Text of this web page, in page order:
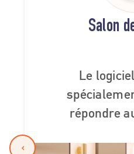
Salon
Le
répondre
‹